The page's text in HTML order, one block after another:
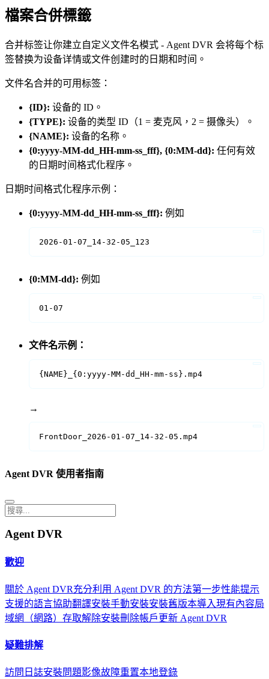
檔案合併標籤
合并标签让你建立自定义文件名模式 - Agent DVR 会将每个标
签替换为设备详情或文件创建时的日期和时间。
文件名合并的可用标签：
{ID}: 设备的 ID。
{TYPE}: 设备的类型 ID（1 = 麦克风，2 = 摄像头）。
{NAME}: 设备的名称。
{0:yyyy-MM-dd_HH-mm-ss_fff}, {0:MM-dd}: 任何有效
的日期时间格式化程序。
日期时间格式化程序示例：
{0:yyyy-MM-dd_HH-mm-ss_fff}: 例如
2026-01-07_14-32-05_123
{0:MM-dd}: 例如
01-07
文件名示例：
{NAME}_{0:yyyy-MM-dd_HH-mm-ss}.mp4
→
FrontDoor_2026-01-07_14-32-05.mp4
Agent DVR 使用者指南
Agent DVR
歡迎
關於 Agent DVR充分利用 Agent DVR 的方法第一步性能提示
支援的語言協助翻譯安裝手動安裝安裝舊版本導入現有內容局
域網（網路）存取解除安裝刪除帳戶 更新 Agent DVR
疑難排解
訪問日誌安裝問題影像故障重置本地登錄